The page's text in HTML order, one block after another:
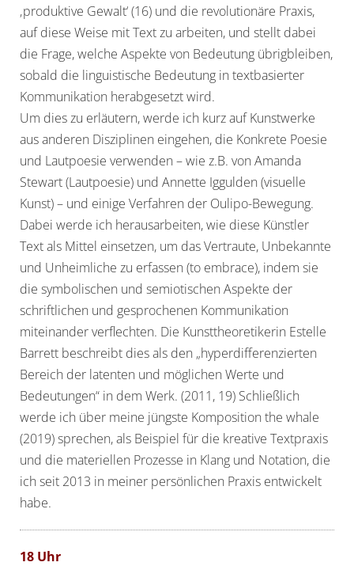
‚produktive Gewalt‘ (16) und die revolutionäre Praxis,
auf diese Weise mit Text zu arbeiten, und stellt dabei
die Frage, welche Aspekte von Bedeutung übrigbleiben,
sobald die linguistische Bedeutung in textbasierter
Kommunikation herabgesetzt wird.
Um dies zu erläutern, werde ich kurz auf Kunstwerke
aus anderen Disziplinen eingehen, die Konkrete Poesie
und Lautpoesie verwenden – wie z.B. von Amanda
Stewart (Lautpoesie) und Annette Iggulden (visuelle
Kunst) – und einige Verfahren der Oulipo-Bewegung.
Dabei werde ich herausarbeiten, wie diese Künstler
Text als Mittel einsetzen, um das Vertraute, Unbekannte
und Unheimliche zu erfassen (to embrace), indem sie
die symbolischen und semiotischen Aspekte der
schriftlichen und gesprochenen Kommunikation
miteinander verflechten. Die Kunsttheoretikerin Estelle
Barrett beschreibt dies als den „hyperdifferenzierten
Bereich der latenten und möglichen Werte und
Bedeutungen“ in dem Werk. (2011, 19) Schließlich
werde ich über meine jüngste Komposition the whale
(2019) sprechen, als Beispiel für die kreative Textpraxis
und die materiellen Prozesse in Klang und Notation, die
ich seit 2013 in meiner persönlichen Praxis entwickelt
habe.
18 Uhr